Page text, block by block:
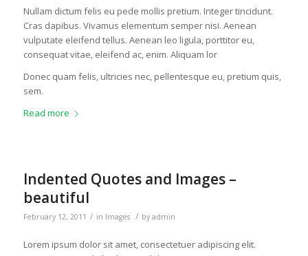
Nullam dictum felis eu pede mollis pretium. Integer tincidunt.
Cras dapibus. Vivamus elementum semper nisi. Aenean
vulputate eleifend tellus. Aenean leo ligula, porttitor eu,
consequat vitae, eleifend ac, enim. Aliquam lor
Donec quam felis, ultricies nec, pellentesque eu, pretium quis,
sem.
Read more
Indented Quotes and Images –
beautiful
February 12, 2011 / in Images / by admin
Lorem ipsum dolor sit amet, consectetuer adipiscing elit.